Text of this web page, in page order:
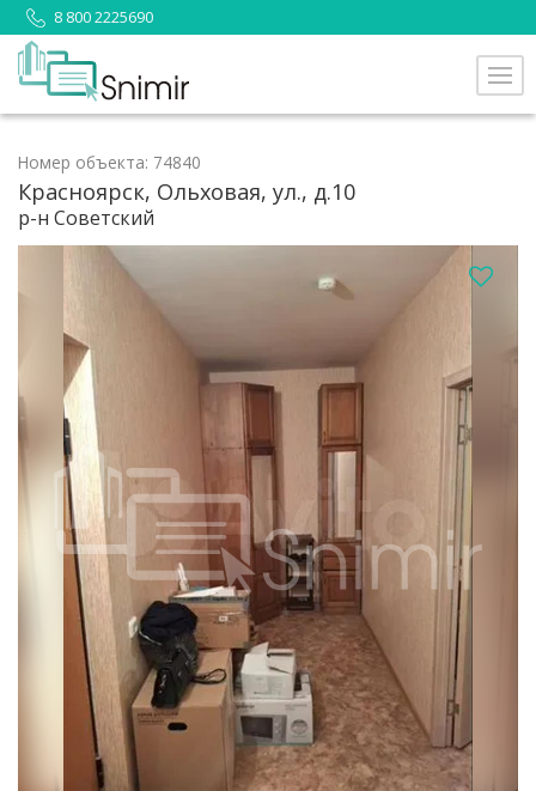
8 800 2225690
Номер объекта: 74840
Красноярск, Ольховая, ул., д.10
р-н Советский